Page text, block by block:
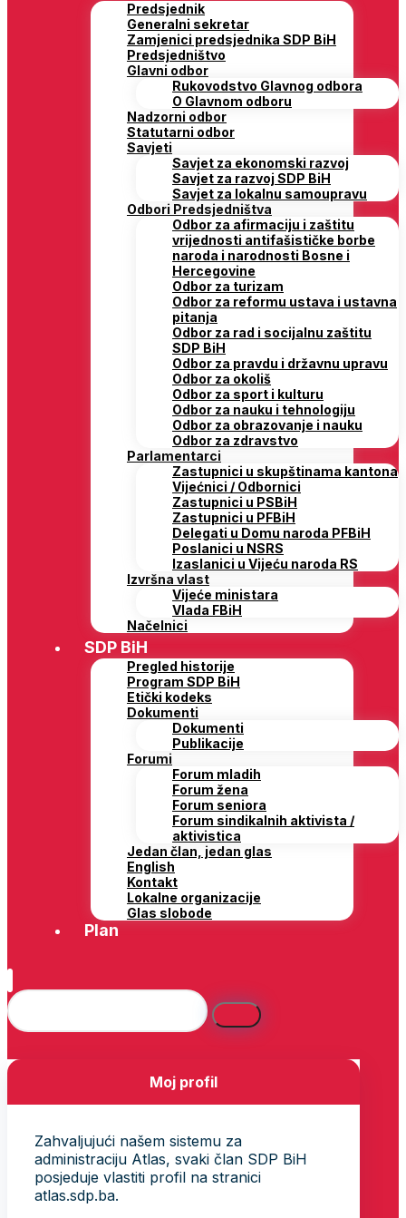
Predsjednik
Generalni sekretar
Zamjenici predsjednika SDP BiH
Predsjedništvo
Glavni odbor
Rukovodstvo Glavnog odbora
O Glavnom odboru
Nadzorni odbor
Statutarni odbor
Savjeti
Savjet za ekonomski razvoj
Savjet za razvoj SDP BiH
Savjet za lokalnu samoupravu
Odbori Predsjedništva
Odbor za afirmaciju i zaštitu
vrijednosti antifašističke borbe
naroda i narodnosti Bosne i
Hercegovine
Odbor za turizam
Odbor za reformu ustava i ustavna
pitanja
Odbor za rad i socijalnu zaštitu
SDP BiH
Odbor za pravdu i državnu upravu
Odbor za okoliš
Odbor za sport i kulturu
Odbor za nauku i tehnologiju
Odbor za obrazovanje i nauku
Odbor za zdravstvo
Parlamentarci
Zastupnici u skupštinama kantona
Vijećnici / Odbornici
Zastupnici u PSBiH
Zastupnici u PFBiH
Delegati u Domu naroda PFBiH
Poslanici u NSRS
Izaslanici u Vijeću naroda RS
Izvršna vlast
Vijeće ministara
Vlada FBiH
Načelnici
SDP BiH
Pregled historije
Program SDP BiH
Etički kodeks
Dokumenti
Dokumenti
Publikacije
Forumi
Forum mladih
Forum žena
Forum seniora
Forum sindikalnih aktivista /
aktivistica
Jedan član, jedan glas
English
Kontakt
Lokalne organizacije
Glas slobode
Plan
Moj profil
Zahvaljujući našem sistemu za
administraciju Atlas, svaki član SDP BiH
posjeduje vlastiti profil na stranici
atlas.sdp.ba.